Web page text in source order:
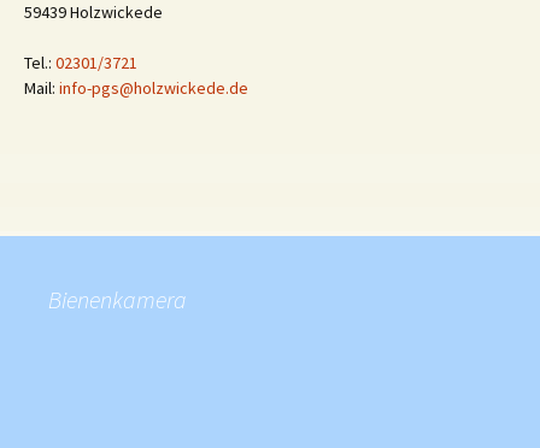
59439 Holzwickede
Tel.: 02301/3721
Mail: info-pgs@holzwickede.de
Bienenkamera